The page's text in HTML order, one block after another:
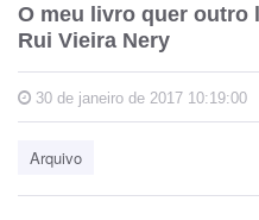
O meu livro quer outro
Rui Vieira Nery
30 de janeiro de 2017 10:19:00
Arquivo